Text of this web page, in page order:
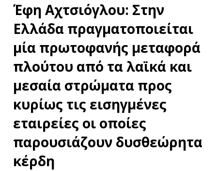
Έφη Αχτσιόγλου: Στην
Ελλάδα πραγματοποιείται
μία πρωτοφανής μεταφορά
πλούτου από τα λαϊκά και
μεσαία στρώματα προς
κυρίως τις εισηγμένες
εταιρείες οι οποίες
παρουσιάζουν δυσθεώρητα
κέρδη